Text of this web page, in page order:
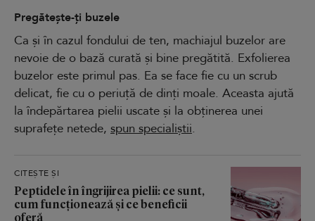
Pregătește-ți buzele
Ca și în cazul fondului de ten, machiajul buzelor are
nevoie de o bază curată și bine pregătită. Exfolierea
buzelor este primul pas. Ea se face fie cu un scrub
delicat, fie cu o periuță de dinți moale. Aceasta ajută
la îndepărtarea pielii uscate și la obținerea unei
suprafețe netede, spun specialiștii.
CITEȘTE ȘI
Peptidele în îngrijirea pielii: ce sunt,
cum funcționează și ce beneficii
oferă